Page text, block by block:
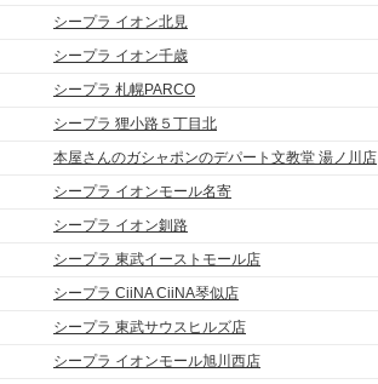
シープラ イオン北見
シープラ イオン千歳
シープラ 札幌PARCO
シープラ 狸小路５丁目北
本屋さんのガシャポンのデパート文教堂 湯ノ川店
シープラ イオンモール名寄
シープラ イオン釧路
シープラ 東武イーストモール店
シープラ CiiNA CiiNA琴似店
シープラ 東武サウスヒルズ店
シープラ イオンモール旭川西店